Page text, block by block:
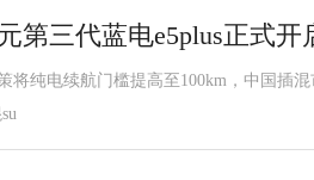
第三代蓝电e5plus正式开
将纯电续航门槛提高至100km，中国插